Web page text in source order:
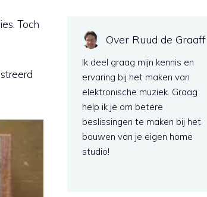
Toch
Over Ruud de Graaff
Ik deel graag mijn kennis en
ervaring bij het maken van
elektronische muziek. Graag
help ik je om betere
beslissingen te maken bij het
bouwen van je eigen home
studio!